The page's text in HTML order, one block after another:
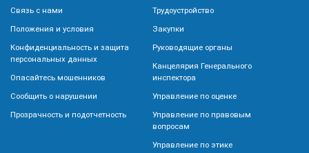
Связь с нами
Положения и условия
Конфиденциальность и защита
персональных данных
Опасайтесь мошенников
Сообщить о нарушении
Прозрачность и подотчетность
Трудоустройство
Закупки
Руководящие органы
Канцелярия Генерального
инспектора
Управление по оценке
Управление по правовым
вопросам
Управление по этике